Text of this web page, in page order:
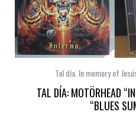
Tal día. In memory of
TAL DÍA: MOTÖRHEAD
“BLUES